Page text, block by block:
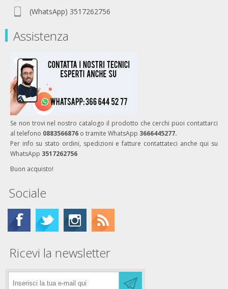
(WhatsApp) 3517262756
Assistenza
Se non trovi nel nostro catalogo il prodotto che cerchi puoi contattarci
al telefono 0883566876 o tramite WhatsApp 3666445277.
Per info su stato ordini, spedizioni e fatture contattateci anche qui su
WhatsApp 3517262756
Buon acquisto!
Sociale
Ricevi la newsletter